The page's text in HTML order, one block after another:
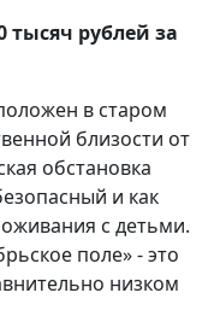
тысяч рублей за
в старом
близости от
обстановка
и как
с детьми.
поле» - это
низком